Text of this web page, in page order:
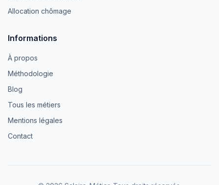
Allocation chômage
Informations
À propos
Méthodologie
Blog
Tous les métiers
Mentions légales
Contact